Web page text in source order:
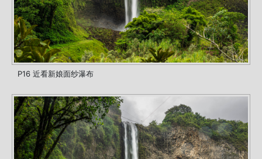
P16 近看新娘面纱瀑布